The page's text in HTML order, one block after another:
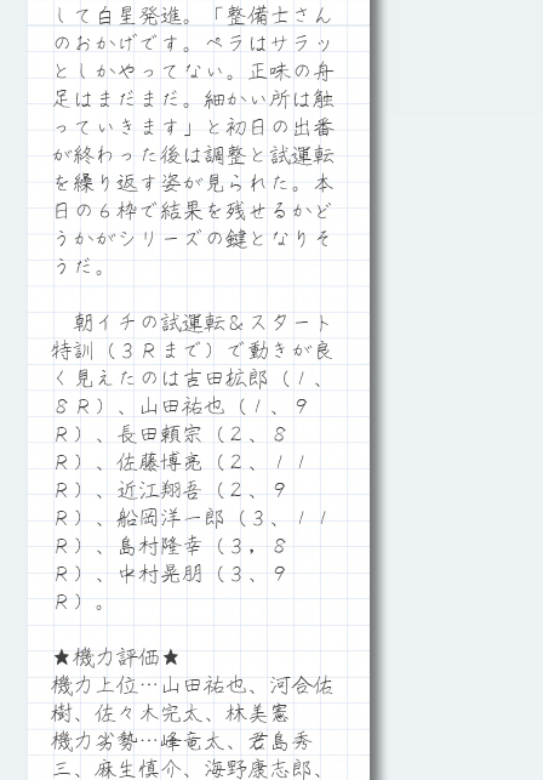
して白星発進。「整備士さん
のおかげです。ペラはサラッ
としかやってない。正味の舟
足はまだまだ。細かい所は触
っていきます」と初日の出番
が終わった後は調整と試運転
を繰り返す姿が見られた。本
日の６枠で結果を残せるかど
うかがシリーズの鍵となりそ
うだ。
朝イチの試運転＆スタート
特訓（３Ｒまで）で動きが良
く見えたのは吉田拡郎（１、
８Ｒ）、山田祐也（１、９
Ｒ）、長田頼宗（２、８
Ｒ）、佐藤博亮（２、１１
Ｒ）、近江翔吾（２、９
Ｒ）、船岡洋一郎（３、１１
Ｒ）、島村隆幸（３，８
Ｒ）、中村晃朋（３、９
Ｒ）。
★機力評価★
機力上位…山田祐也、河合佑
樹、佐々木完太、林美憲
機力劣勢…峰竜太、君島秀
三、麻生慎介、海野康志郎、